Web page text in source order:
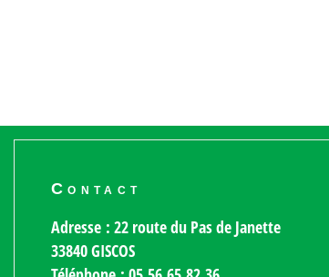
Contact
Adresse : 22 route du Pas de Janette
33840 GISCOS